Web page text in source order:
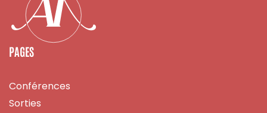
PAGES
Conférences
Sorties